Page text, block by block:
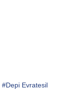
#Depi Evratesil